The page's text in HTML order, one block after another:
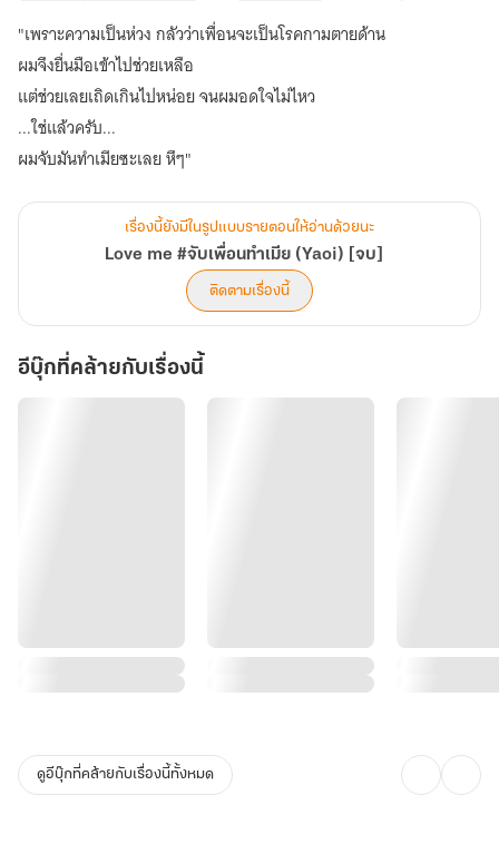
(Yaoi)
"เพราะความเป็นห่วง กลัวว่าเพื่อนจะเป็นโรคกามตายด้าน
ผมจึงยื่นมือเข้าไปช่วยเหลือ
แต่ช่วยเลยเถิดเกินไปหน่อย จนผมอดใจไม่ไหว
...ใช่แล้วครับ...
ผมจับมันทำเมียซะเลย หึๆ"
เรื่องนี้ยังมีในรูปแบบรายตอนให้อ่านด้วยนะ
Love me #จับเพื่อนทำเมีย (Yaoi) [จบ]
ติดตามเรื่องนี้
อีบุ๊กที่คล้ายกับเรื่องนี้
ดูอีบุ๊กที่คล้ายกับเรื่องนี้ทั้งหมด